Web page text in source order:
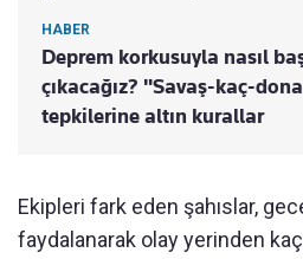
HABER
Deprem korkusuyla nasıl
çıkacağız? "Savaş-kaç-
tepkilerine altın kurallar
Ekipleri fark eden şahıslar,
faydalanarak olay yerinden